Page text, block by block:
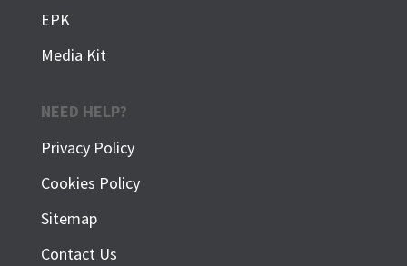
EPK
Media Kit
NEED HELP?
Privacy Policy
Cookies Policy
Sitemap
Contact Us